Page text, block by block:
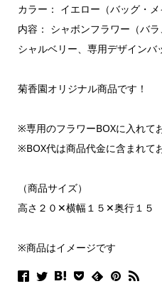
カラー： イエロー（バッグ・メ
内容： シャボンフラワー（バ
シャルベリー、専用デザインバ
菊香園オリジナル商品です！
※専用のフラワーBOXに入れて
※BOX代は商品代金に含まれて
（商品サイズ）
高さ２０✕横幅１５✕奥行１５
※商品はイメージです